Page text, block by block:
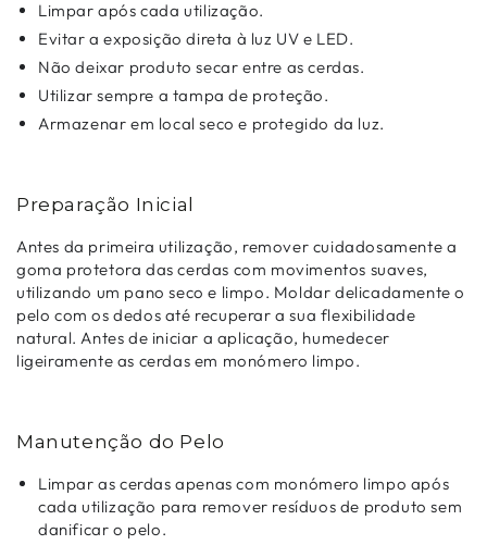
Limpar após cada utilização.
Evitar a exposição direta à luz UV e LED.
Não deixar produto secar entre as cerdas.
Utilizar sempre a tampa de proteção.
Armazenar em local seco e protegido da luz.
Preparação Inicial
Antes da primeira utilização, remover cuidadosamente a
goma protetora das cerdas com movimentos suaves,
utilizando um pano seco e limpo. Moldar delicadamente o
pelo com os dedos até recuperar a sua flexibilidade
natural. Antes de iniciar a aplicação, humedecer
ligeiramente as cerdas em monómero limpo.
Manutenção do Pelo
Limpar as cerdas apenas com monómero limpo após
cada utilização para remover resíduos de produto sem
danificar o pelo.